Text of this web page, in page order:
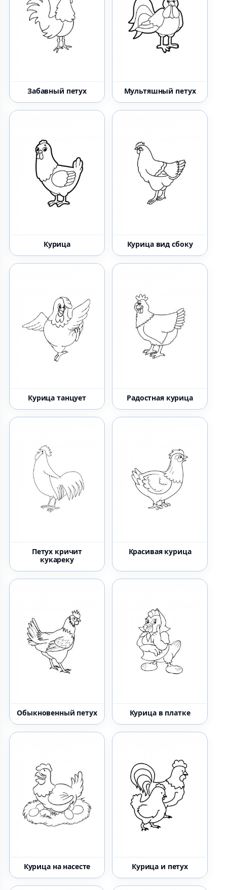
Забавный петух Мультяшный петух
Курица Курица вид сбоку
Курица танцует Радостная курица
Петух кричит
кукареку
Красивая курица
Обыкновенный петух Курица в платке
Курица на насесте Курица и петух